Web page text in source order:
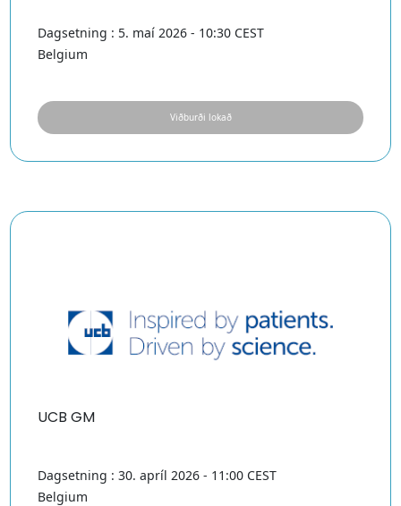
Dagsetning : 5. maí 2026 - 10:30 CEST
Belgium
Viðburði lokað
UCB GM
Dagsetning : 30. apríl 2026 - 11:00 CEST
Belgium